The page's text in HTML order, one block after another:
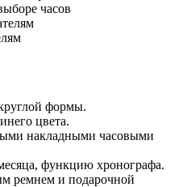
часов
формы.
цвета.
накладными часовыми
функцию хронографа.
ремнем и подарочной